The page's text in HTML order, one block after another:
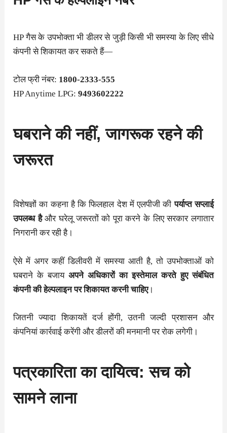
HP गैस के उपभोक्ता भी डीलर से जुड़ी किसी भी समस्या के लिए सीधे
कंपनी से शिकायत कर सकते हैं—
टोल फ्री नंबर: 1800-2333-555
HP Anytime LPG:9493602222
घबराने की नहीं, जागरूक रहने की
जरूरत
विशेषज्ञों का कहना है कि फिलहाल देश में एलपीजी कीपर्याप्त सप्लाई
उपलब्ध हैऔर घरेलू जरूरतों को पूरा करने के लिए सरकार लगातार
निगरानी कर रही है।
ऐसे में अगर कहीं डिलीवरी में समस्या आती है, तो उपभोक्ताओं को
घबराने के बजायअपने अधिकारों का इस्तेमाल करते हुए संबंधित
कंपनी की हेल्पलाइन पर शिकायत करनी चाहिए।
जितनी ज्यादा शिकायतें दर्ज होंगी, उतनी जल्दी प्रशासन और
कंपनियां कार्रवाई करेंगी और डीलरों की मनमानी पर रोक लगेगी।
पत्रकारिता का दायित्व: सच को
सामने लाना